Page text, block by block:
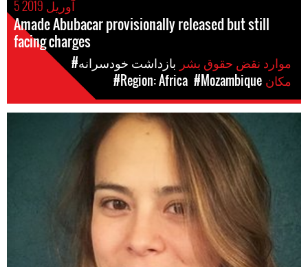
5 آوریل 2019
Amade Abubacar provisionally released but still
facing charges
#بازداشت خودسرانه
#Region: Africa #Mozambique